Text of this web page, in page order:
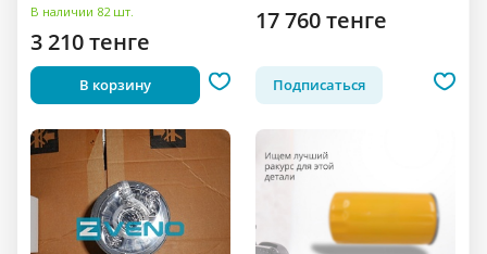
В наличии 82 шт.
3 210 тенге
В корзину
17 760 тенге
Подписаться